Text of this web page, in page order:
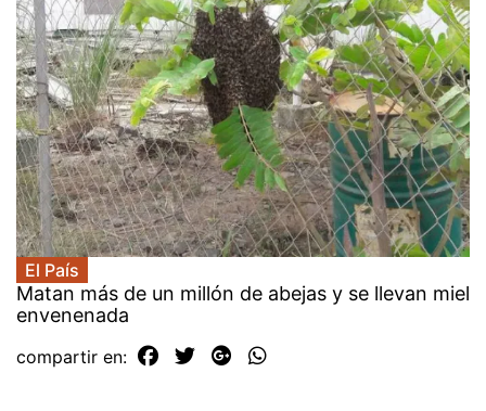
El País
Matan más de un millón de abejas y se llevan miel
envenenada
compartir en: